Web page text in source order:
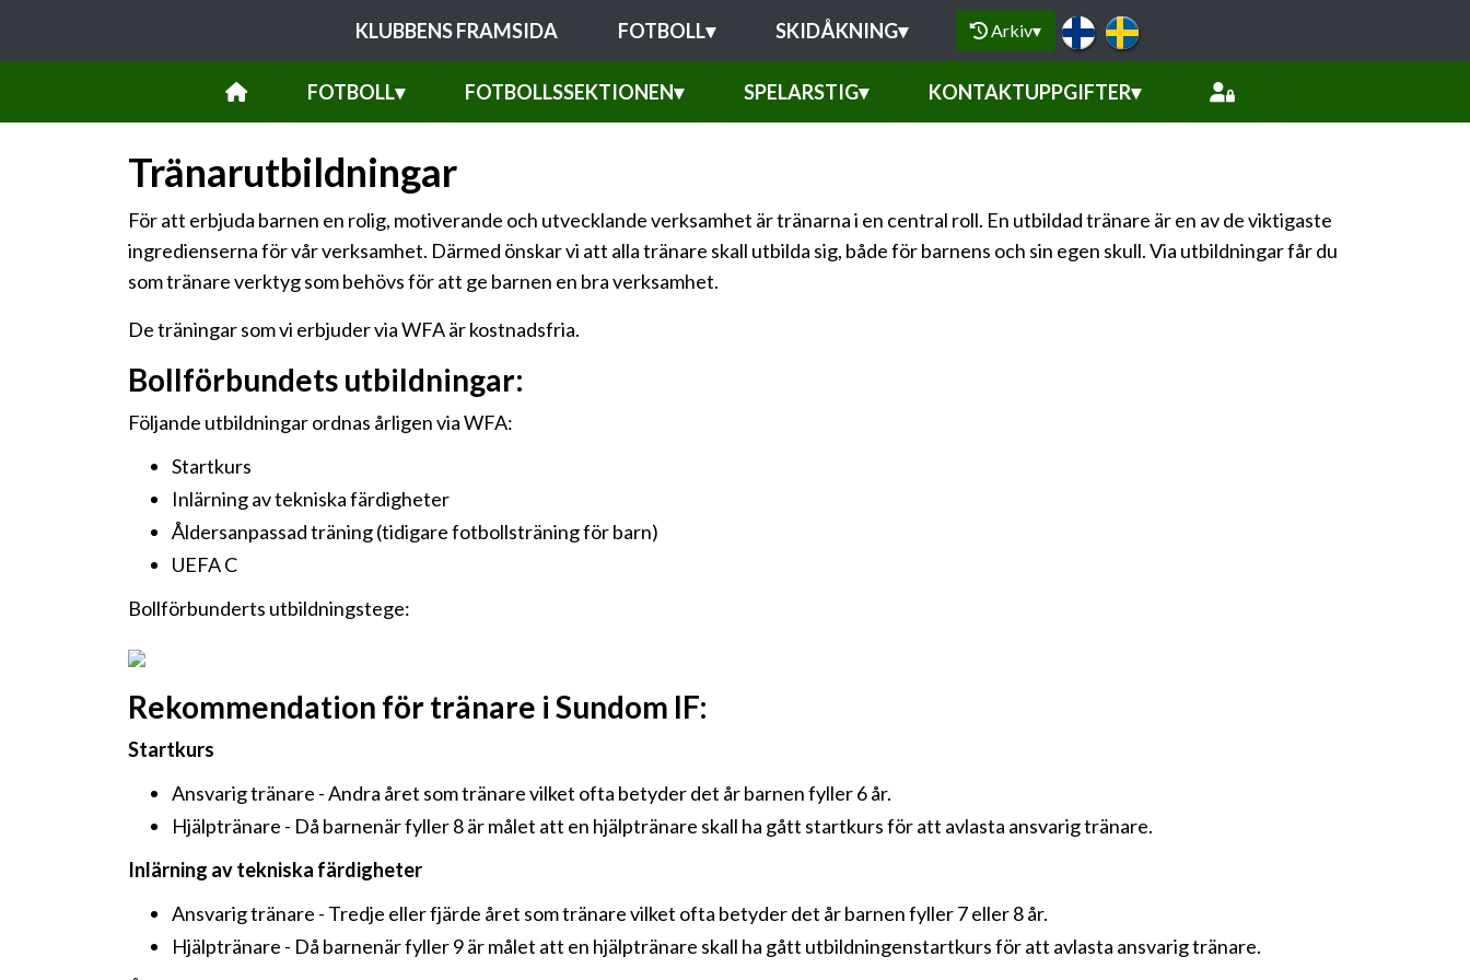
KLUBBENS FRAMSIDA FOTBOLL▾ SKIDÅKNING▾ Arkiv▾
FOTBOLL▾ FOTBOLLSSEKTIONEN▾ SPELARSTIG▾ KONTAKTUPPGIFTER▾
Tränarutbildningar
För att erbjuda barnen en rolig, motiverande och utvecklande verksamhet är tränarna i en central roll. En utbildad tränare är en av de viktigaste
ingredienserna för vår verksamhet. Därmed önskar vi att alla tränare skall utbilda sig, både för barnens och sin egen skull. Via utbildningar får du
som tränare verktyg som behövs för att ge barnen en bra verksamhet.
De träningar som vi erbjuder via WFA är kostnadsfria.
Bollförbundets utbildningar:
Följande utbildningar ordnas årligen via WFA:
Startkurs
Inlärning av tekniska färdigheter
Åldersanpassad träning (tidigare fotbollsträning för barn)
UEFA C
Bollförbunderts utbildningstege:
Rekommendation för tränare i Sundom IF:
Startkurs
Ansvarig tränare - Andra året som tränare vilket ofta betyder det år barnen fyller 6 år.
Hjälptränare - Då barnenär fyller 8 är målet att en hjälptränare skall ha gått startkurs för att avlasta ansvarig tränare.
Inlärning av tekniska färdigheter
Ansvarig tränare - Tredje eller fjärde året som tränare vilket ofta betyder det år barnen fyller 7 eller 8 år.
Hjälptränare - Då barnenär fyller 9 är målet att en hjälptränare skall ha gått utbildningenstartkurs för att avlasta ansvarig tränare.